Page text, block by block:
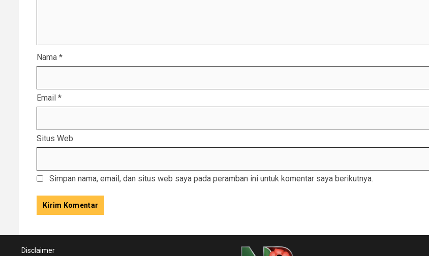
Nama *
Email *
Situs Web
Simpan nama, email, dan situs web saya pada peramban ini untuk komentar saya berikutnya.
Disclaimer